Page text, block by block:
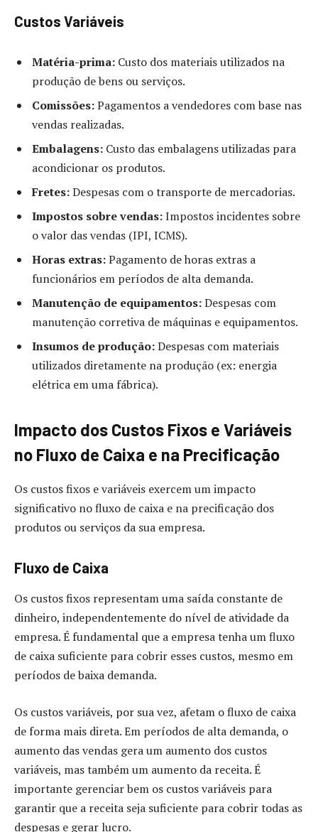
Custos Variáveis
Matéria-prima: Custo dos materiais utilizados na
produção de bens ou serviços.
Comissões:Pagamentos a vendedores com base nas
vendas realizadas.
Embalagens: Custo das embalagens utilizadas para
acondicionar os produtos.
Fretes:Despesas com o transporte de mercadorias.
Impostos sobre vendas:Impostos incidentes sobre
o valor das vendas (IPI, ICMS).
Horas extras:Pagamento de horas extras a
funcionários em períodos de alta demanda.
Manutenção de equipamentos:Despesas com
manutenção corretiva de máquinas e equipamentos.
Insumos de produção:Despesas com materiais
utilizados diretamente na produção (ex: energia
elétrica em uma fábrica).
Impacto dos Custos Fixos e Variáveis
no Fluxo de Caixa e na Precificação
Os custos fixos e variáveis exercem um impacto
significativo no fluxo de caixa e na precificação dos
produtos ou serviços da sua empresa.
Fluxo de Caixa
Os custos fixos representam uma saída constante de
dinheiro, independentemente do nível de atividade da
empresa. É fundamental que a empresa tenha um fluxo
de caixa suficiente para cobrir esses custos, mesmo em
períodos de baixa demanda.
Os custos variáveis, por sua vez, afetam o fluxo de caixa
de forma mais direta. Em períodos de alta demanda, o
aumento das vendas gera um aumento dos custos
variáveis, mas também um aumento da receita. É
importante gerenciar bem os custos variáveis para
garantir que a receita seja suficiente para cobrir todas as
despesas e gerar lucro.